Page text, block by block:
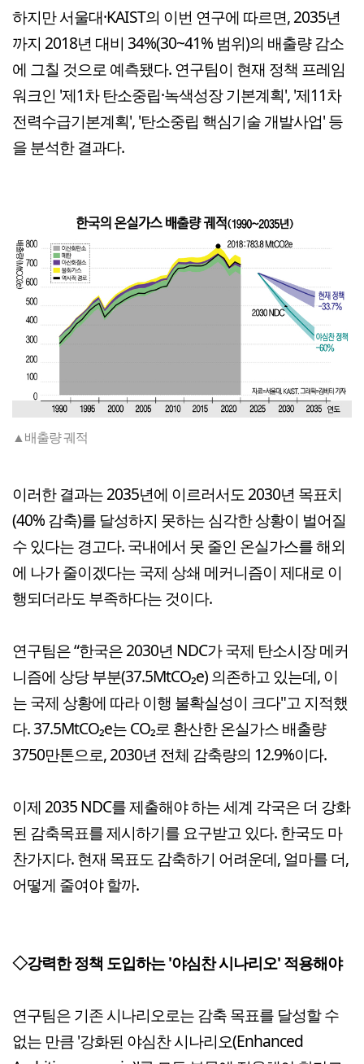
하지만 서울대·KAIST의 이번 연구에 따르면, 2035년
까지 2018년 대비 34%(30~41% 범위)의 배출량 감소
에 그칠 것으로 예측됐다. 연구팀이 현재 정책 프레임
워크인 '제1차 탄소중립·녹색성장 기본계획', '제11차
전력수급기본계획', '탄소중립 핵심기술 개발사업' 등
을 분석한 결과다.
▲배출량 궤적
이러한 결과는 2035년에 이르러서도 2030년 목표치
(40% 감축)를 달성하지 못하는 심각한 상황이 벌어질
수 있다는 경고다. 국내에서 못 줄인 온실가스를 해외
에 나가 줄이겠다는 국제 상쇄 메커니즘이 제대로 이
행되더라도 부족하다는 것이다.
연구팀은 “한국은 2030년 NDC가 국제 탄소시장 메커
니즘에 상당 부분(37.5MtCO₂e) 의존하고 있는데, 이
는 국제 상황에 따라 이행 불확실성이 크다"고 지적했
다. 37.5MtCO₂e는 CO₂로 환산한 온실가스 배출량
3750만톤으로, 2030년 전체 감축량의 12.9%이다.
이제 2035 NDC를 제출해야 하는 세계 각국은 더 강화
된 감축목표를 제시하기를 요구받고 있다. 한국도 마
찬가지다. 현재 목표도 감축하기 어려운데, 얼마를 더,
어떻게 줄여야 할까.
◇강력한 정책 도입하는 '야심찬 시나리오' 적용해야
연구팀은 기존 시나리오로는 감축 목표를 달성할 수
없는 만큼 '강화된 야심찬 시나리오(Enhanced